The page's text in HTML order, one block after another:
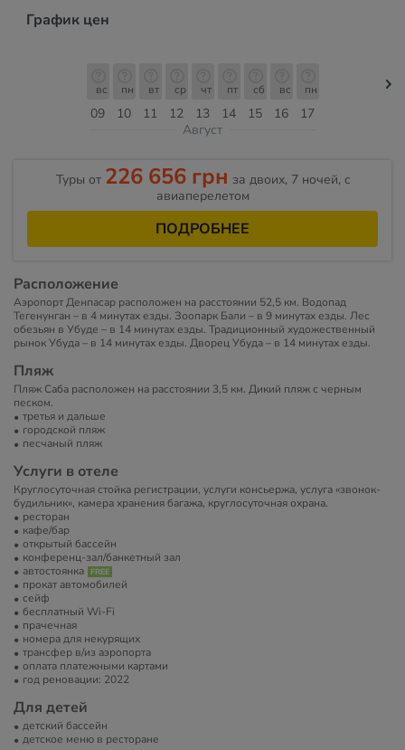
График цен
09
вс
10
пн
11
вт
12
ср
13
чт
14
пт
15
сб
16
вс
17
пн
Август
Туры от 226 656 грн за двоих, 7 ночей, c
авиаперелетом
ПОДРОБНЕЕ
Расположение
Аэропорт Денпасар расположен на расстоянии 52,5 км. Водопад
Тегенунган – в 4 минутах езды. Зоопарк Бали – в 9 минутах езды. Лес
обезьян в Убуде – в 14 минутах езды. Традиционный художественный
рынок Убуда – в 14 минутах езды. Дворец Убуда – в 14 минутах езды.
Пляж
Пляж Саба расположен на расстоянии 3,5 км. Дикий пляж с черным
песком.
третья и дальше
городской пляж
песчаный пляж
Услуги в отеле
Круглосуточная стойка регистрации, услуги консьержа, услуга «звонок-
будильник», камера хранения багажа, круглосуточная охрана.
ресторан
кафе/бар
открытый бассейн
конференц-зал/банкетный зал
автостоянка
прокат автомобилей
сейф
бесплатный Wi-Fi
прачечная
номера для некурящих
трансфер в/из аэропорта
оплата платежными картами
год реновации: 2022
Для детей
детский бассейн
детское меню в ресторане